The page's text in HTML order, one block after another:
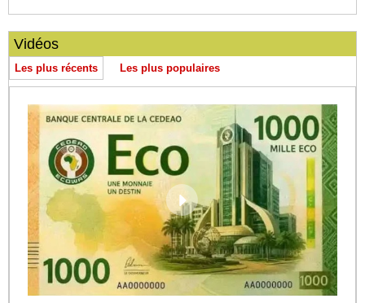
Vidéos
Les plus récents Les plus populaires